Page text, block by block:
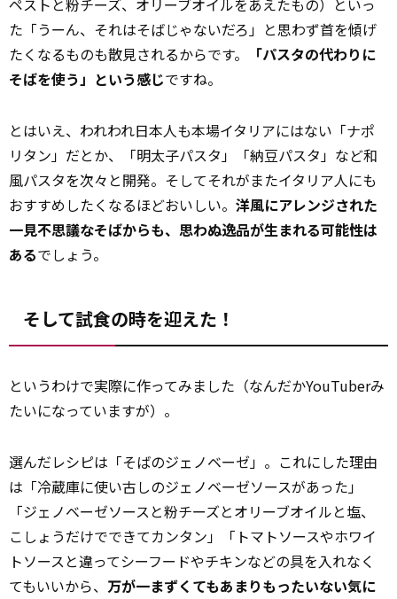
ペストと粉チーズ、オリーブオイルをあえたもの）といっ
た「うーん、それはそばじゃないだろ」と思わず首を傾げ
たくなるものも散見されるからです。
「パスタの代わりに
そばを使う」という感じですね。
とはいえ、われわれ日本人も本場イタリアにはない「ナポ
リタン」だとか、「明太子パスタ」「納豆パスタ」など和
風パスタを次々と開発。そしてそれがまたイタリア人にも
おすすめしたくなるほどおいしい。 洋風にアレンジされた
一見不思議なそばからも、思わぬ逸品が生まれる可能性は
あるでしょう。
そして試食の時を迎えた！
というわけで実際に作ってみました（なんだかYouTuberみ
たいになっていますが）。
選んだレシピは「そばのジェノベーゼ」。これにした理由
は「冷蔵庫に使い古しのジェノベーゼソースがあった」
「ジェノベーゼソースと粉チーズとオリーブオイルと塩、
こしょうだけでできてカンタン」「トマトソースやホワイ
トソースと違ってシーフードやチキンなどの具を入れなく
てもいいから、 万が一まずくてもあまりもったいない気に